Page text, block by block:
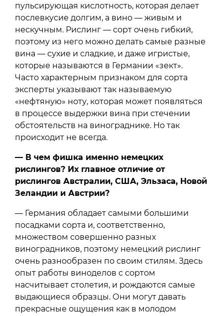
пульсирующая кислотность, которая делает
послевкусие долгим, а вино — живым и
нескучным. Рислинг — сорт очень гибкий,
поэтому из него можно делать самые разные
вина — сухие и сладкие, и даже игристые,
которые называются в Германии «зект».
Часто характерным признаком для сорта
эксперты указывают так называемую
«нефтяную» ноту, которая может появляться
в процессе выдержки вина при стечении
обстоятельств на винограднике. Но так
происходит не всегда.
— В чем фишка именно немецких
рислингов? Их главное отличие от
рислингов Австралии, США, Эльзаса, Новой
Зеландии и Австрии?
— Германия обладает самыми большими
посадками сорта и, соответственно,
множеством совершенно разных
виноградников, поэтому немецкий рислинг
очень разнообразен по своим стилям. Здесь
опыт работы виноделов с сортом
насчитывает столетия, и рождаются самые
выдающиеся образцы. Они могут давать
прекрасные ощущения как в молодом